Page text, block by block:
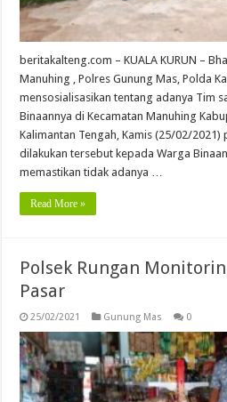
beritakalteng.com – KUALA KURUN –
Manuhing , Polres Gunung Mas, Polda
mensosialisasikan tentang adanya Tim
Binaannya di Kecamatan Manuhing
Kalimantan Tengah, Kamis (25/02/2021)
dilakukan tersebut kepada Warga
memastikan tidak adanya …
Read More »
Polsek Rungan
Pasar
25/02/2021 Gunung Mas 0